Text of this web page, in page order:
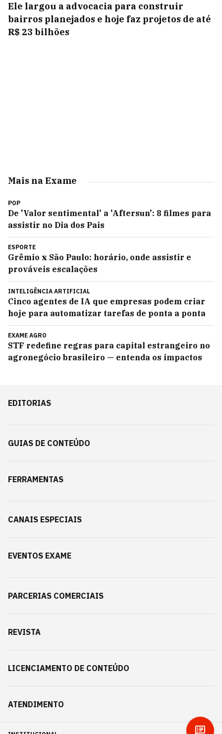
Ele largou a advocacia para construir
bairros planejados e hoje faz projetos de até
R$ 23 bilhões
Mais na Exame
POP
De 'Valor sentimental' a 'Aftersun': 8 filmes para
assistir no Dia dos Pais
ESPORTE
Grêmio x São Paulo: horário, onde assistir e
prováveis escalações
INTELIGÊNCIA ARTIFICIAL
Cinco agentes de IA que empresas podem criar
hoje para automatizar tarefas de ponta a ponta
EXAME AGRO
STF redefine regras para capital estrangeiro no
agronegócio brasileiro — entenda os impactos
EDITORIAS
GUIAS DE CONTEÚDO
FERRAMENTAS
CANAIS ESPECIAIS
EVENTOS EXAME
PARCERIAS COMERCIAIS
REVISTA
LICENCIAMENTO DE CONTEÚDO
ATENDIMENTO